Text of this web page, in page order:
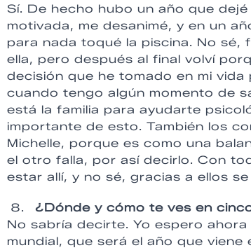
Sí. De hecho hubo un año que
motivada, me desanimé, y en un
para nada toqué la piscina. No sé,
ella, pero después al final volví
decisión que he tomado en mi
cuando tengo algún momento de
está la familia para ayudarte
importante de esto. También los
Michelle, porque es como una
el otro falla, por así decirlo. Con
estar allí, y no sé, gracias a ellos
¿Dónde y cómo te ves en
No sabría decirte. Yo espero
mundial, que será el año que